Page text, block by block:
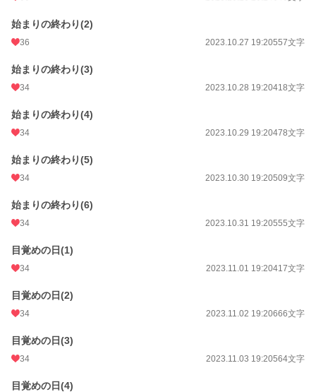
文字数
更新日時 2024.01.04 19:20
初回公開日時
初回完結日時 2024.01.04 19:32
週間ポイント
月間ポイント 294 pt (44,138 位)
累計ポイント 51,740 pt (43,805 位)
始まりの終わり(2)
36 2023.10.27 19:20557文字
始まりの終わり(3)
34 2023.10.28 19:20418文字
始まりの終わり(4)
34 2023.10.29 19:20478文字
始まりの終わり(5)
34 2023.10.30 19:20509文字
始まりの終わり(6)
34 2023.10.31 19:20555文字
目覚めの日(1)
34 2023.11.01 19:20417文字
目覚めの日(2)
34 2023.11.02 19:20666文字
目覚めの日(3)
34 2023.11.03 19:20564文字
目覚めの日(4)